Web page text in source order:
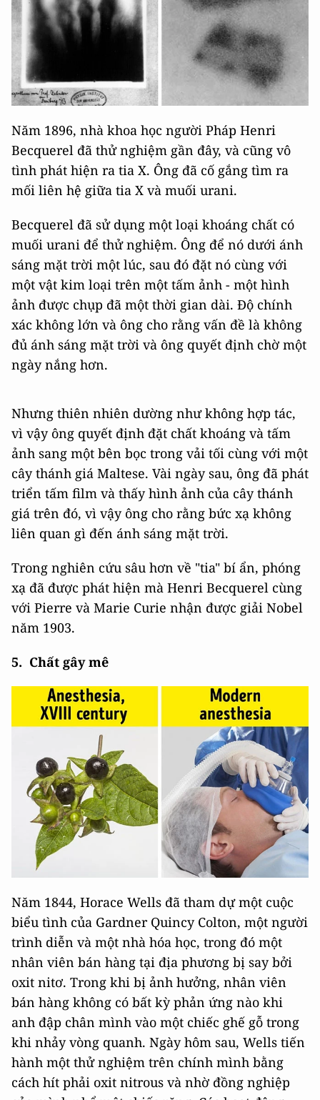
Năm 1896, nhà khoa học người Pháp Henri
Becquerel đã thử nghiệm gần đây, và cũng vô
tình phát hiện ra tia X. Ông đã cố gắng tìm ra
mối liên hệ giữa tia X và muối urani.
Becquerel đã sử dụng một loại khoáng chất có
muối urani để thử nghiệm. Ông để nó dưới ánh
sáng mặt trời một lúc, sau đó đặt nó cùng với
một vật kim loại trên một tấm ảnh - một hình
ảnh được chụp đã một thời gian dài. Độ chính
xác không lớn và ông cho rằng vấn đề là không
đủ ánh sáng mặt trời và ông quyết định chờ một
ngày nắng hơn.
Nhưng thiên nhiên dường như không hợp tác,
vì vậy ông quyết định đặt chất khoáng và tấm
ảnh sang một bên bọc trong vải tối cùng với một
cây thánh giá Maltese. Vài ngày sau, ông đã phát
triển tấm film và thấy hình ảnh của cây thánh
giá trên đó, vì vậy ông cho rằng bức xạ không
liên quan gì đến ánh sáng mặt trời.
Trong nghiên cứu sâu hơn về "tia" bí ẩn, phóng
xạ đã được phát hiện mà Henri Becquerel cùng
với Pierre và Marie Curie nhận được giải Nobel
năm 1903.
5. Chất gây mê
Năm 1844, Horace Wells đã tham dự một cuộc
biểu tình của Gardner Quincy Colton, một người
trình diễn và một nhà hóa học, trong đó một
nhân viên bán hàng tại địa phương bị say bởi
oxit nitơ. Trong khi bị ảnh hưởng, nhân viên
bán hàng không có bất kỳ phản ứng nào khi
anh đập chân mình vào một chiếc ghế gỗ trong
khi nhảy vòng quanh. Ngày hôm sau, Wells tiến
hành một thử nghiệm trên chính mình bằng
cách hít phải oxit nitrous và nhờ đồng nghiệp